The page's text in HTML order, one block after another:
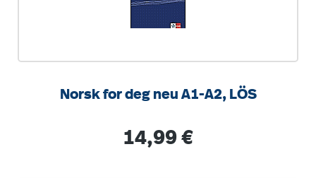
Norsk for deg neu A1-A2, LÖS
Regulärer Preis:
14,99 €